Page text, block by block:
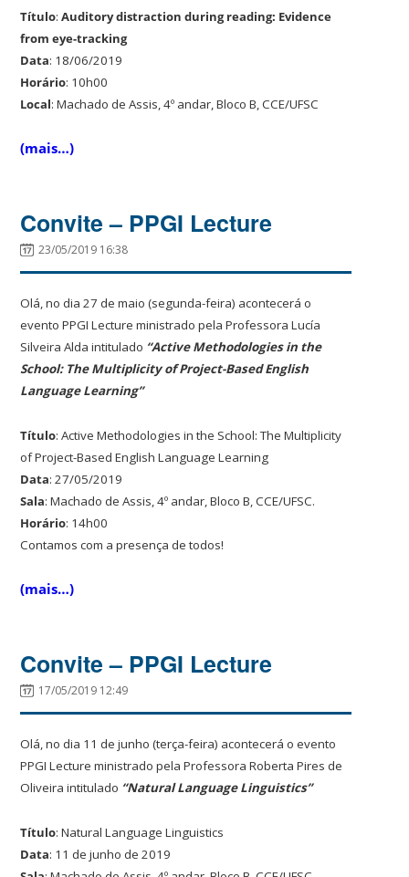
Título:Auditory distraction during reading: Evidence
from eye-tracking
Data: 18/06/2019
Horário: 10h00
Local: Machado de Assis, 4º andar, Bloco B, CCE/UFSC
(mais…)
Convite – PPGI Lecture
23/05/2019 16:38
Olá, no dia 27 de maio (segunda-feira) acontecerá o
evento PPGI Lecture ministrado pela Professora Lucía
Silveira Alda intitulado “Active Methodologies in the
School: The Multiplicity of Project-Based English
Language Learning”
Título: Active Methodologies in the School: The Multiplicity
of Project-Based English Language Learning
Data: 27/05/2019
Sala: Machado de Assis, 4º andar, Bloco B, CCE/UFSC.
Horário: 14h00
Contamos com a presença de todos!
(mais…)
Convite – PPGI Lecture
17/05/2019 12:49
Olá, no dia 11 de junho (terça-feira) acontecerá o evento
PPGI Lecture ministrado pela Professora Roberta Pires de
Oliveira intitulado “Natural Language Linguistics”
Título: Natural Language Linguistics
Data: 11 de junho de 2019